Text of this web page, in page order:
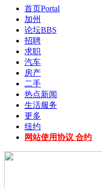
首页Portal
加州
论坛BBS
招聘
求职
汽车
房产
二手
热点新闻
生活服务
更多
纽约
网站使用协议 合约